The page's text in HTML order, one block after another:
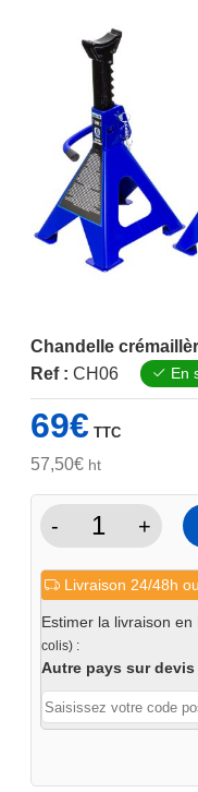
Chandelle
Ref : CH06 En
69€ TTC
57,50€ht
-
quantité
Chandelle
crémaillère
-
2pc
+
Livraison 24/48h
Estimer la livraison
colis) :
Autre pays sur devis